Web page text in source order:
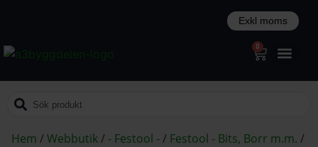
0
Hem /Webbutik/ - Festool -/ Festool - Bits, Borr m.m. /